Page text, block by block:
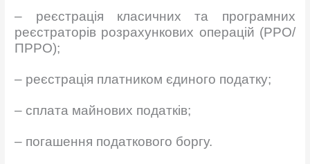
– реєстрація класичних та програмних
реєстраторів розрахункових операцій (РРО/
ПРРО);
– реєстрація платником єдиного податку;
– сплата майнових податків;
– погашення податкового боргу.